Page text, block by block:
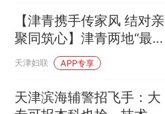
【津青携手传家风 结对亲
聚同筑心】津青两地“最美
家庭”一家亲交流活动在滨
海新区成功举办
天津妇联 APP专享
天津滨海辅警招飞手：大